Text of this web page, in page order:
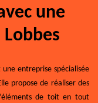
une
une entreprise spécialisée
propose de réaliser des
de toit en tout